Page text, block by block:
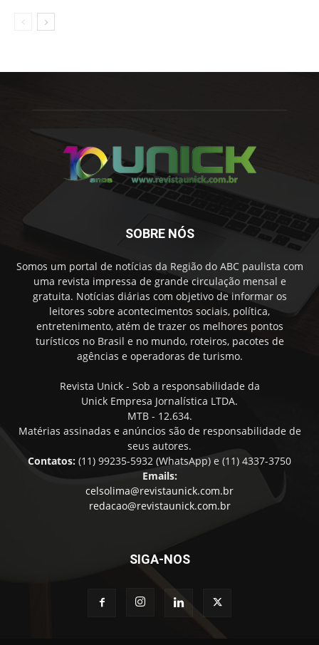
SOBRE NÓS
Somos um portal de notícias da Região do ABC paulista com
uma revista impressa de grande circulação mensal e
gratuita. Notícias diárias com objetivo de informar os
leitores sobre acontecimentos sociais, política,
entretenimento, atém de trazer os melhores pontos
turísticos no Brasil e no mundo, roteiros, pacotes de
agências e operadoras de turismo.
Revista Unick - Sob a responsabilidade da
Unick Empresa Jornalística LTDA.
MTB - 12.634.
Matérias assinadas e anúncios são de responsabilidade de
seus autores.
Contatos: (11) 99235-5932 (WhatsApp) e (11) 4337-3750
Emails:
celsolima@revistaunick.com.br
redacao@revistaunick.com.br
SIGA-NOS